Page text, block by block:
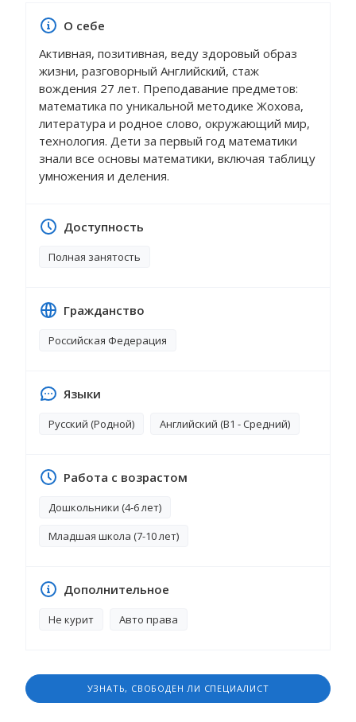
О себе
Активная, позитивная, веду здоровый образ
жизни, разговорный Английский, стаж
вождения 27 лет. Преподавание предметов:
математика по уникальной методике Жохова,
литература и родное слово, окружающий мир,
технология. Дети за первый год математики
знали все основы математики, включая таблицу
умножения и деления.
Доступность
Полная занятость
Гражданство
Российская Федерация
Языки
Русский (Родной) Английский (B1 - Средний)
Работа с возрастом
Дошкольники (4-6 лет)
Младшая школа (7-10 лет)
Дополнительное
Не курит Авто права
УЗНАТЬ, СВОБОДЕН ЛИ СПЕЦИАЛИСТ